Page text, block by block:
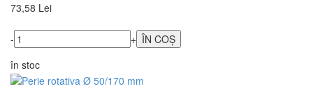
73,58 Lei
-
+
în stoc